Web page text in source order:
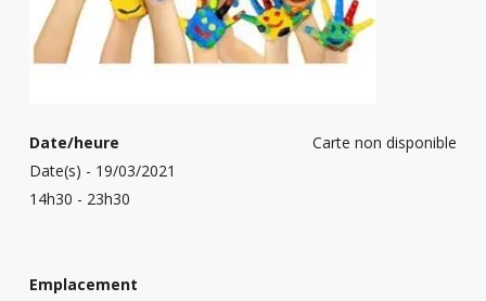
Carte non disponible
Date/heure
Date(s) - 19/03/2021
14h30 - 23h30
Emplacement